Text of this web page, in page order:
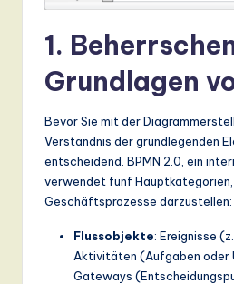
in
A
o
ft
w
1.
Grundlagen
Bevor Sie mit der
Verständnis der grundlegenden
entscheidend. BPMN 2.0, ein
verwendet fünf Hauptkategorien,
Geschäftsprozesse darzustellen:
Flussobjekte: Ereignisse
Aktivitäten (Aufgaben oder
Gateways